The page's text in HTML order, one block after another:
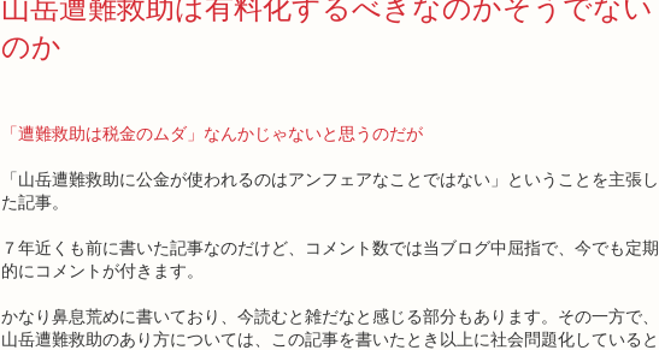
山岳遭難救助は有料化するべきなのかそうでない
のか
「遭難救助は税金のムダ」なんかじゃないと思うのだが
「山岳遭難救助に公金が使われるのはアンフェアなことではない」ということを主張し
た記事。
７年近くも前に書いた記事なのだけど、コメント数では当ブログ中屈指で、今でも定期
的にコメントが付きます。
かなり鼻息荒めに書いており、今読むと雑だなと感じる部分もあります。その一方で、
山岳遭難救助のあり方については、この記事を書いたとき以上に社会問題化していると